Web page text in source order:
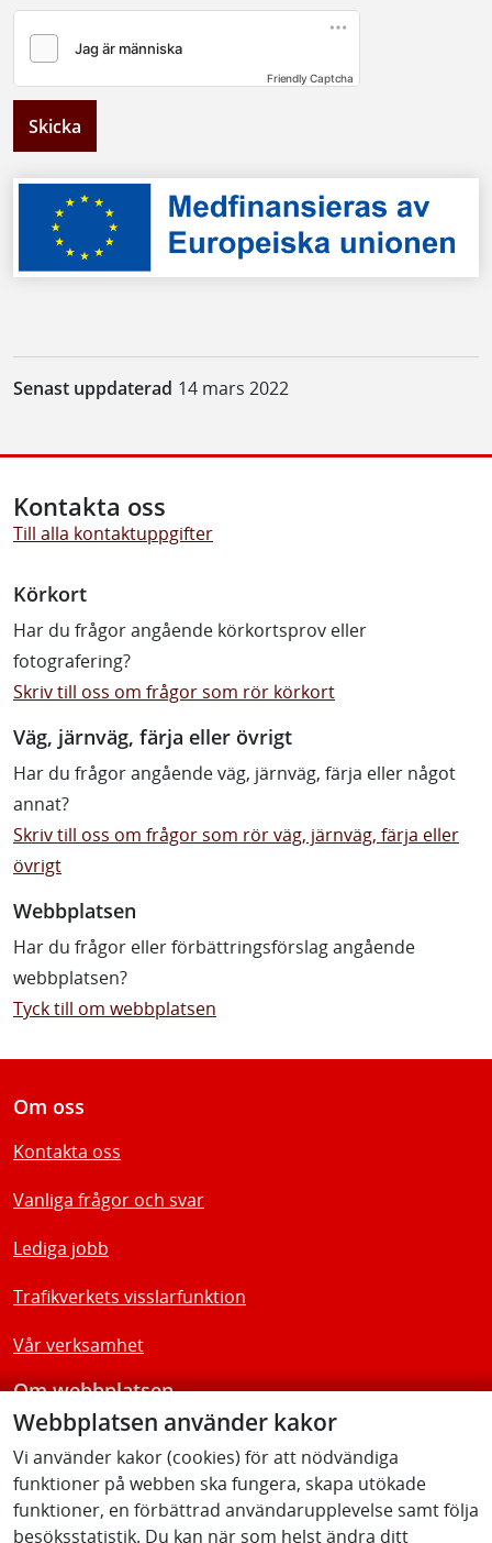
Friendly Captcha
Skicka
Senast uppdaterad 14 mars 2022
Webbplatsen använder kakor
Vi använder kakor (cookies) för att nödvändiga
funktioner på webben ska fungera, skapa utökade
funktioner, en förbättrad användarupplevelse samt följa
besöksstatistik. Du kan när som helst ändra ditt
Kontakta oss
Till alla kontaktuppgifter
Körkort
Har du frågor angående körkortsprov eller
fotografering?
Skriv till oss om frågor som rör körkort
Väg, järnväg, färja eller övrigt
Har du frågor angående väg, järnväg, färja eller något
annat?
Skriv till oss om frågor som rör väg, järnväg, färja eller
övrigt
Webbplatsen
Har du frågor eller förbättringsförslag angående
webbplatsen?
Tyck till om webbplatsen
Om oss
Kontakta oss
Vanliga frågor och svar
Lediga jobb
Trafikverkets visslarfunktion
Vår verksamhet
Om webbplatsen
Tillgänglighetsredogörelse
Följ oss